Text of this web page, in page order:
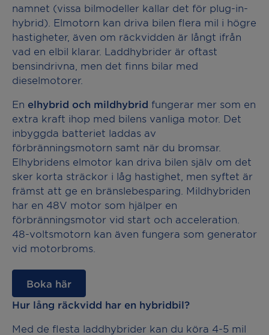
namnet (vissa bilmodeller kallar det för plug-in-
hybrid). Elmotorn kan driva bilen flera mil i högre
hastigheter, även om räckvidden är långt ifrån
vad en elbil klarar. Laddhybrider är oftast
bensindrivna, men det finns bilar med
dieselmotorer.
En elhybrid och mildhybrid fungerar mer som en
extra kraft ihop med bilens vanliga motor. Det
inbyggda batteriet laddas av
förbränningsmotorn samt när du bromsar.
Elhybridens elmotor kan driva bilen själv om det
sker korta sträckor i låg hastighet, men syftet är
främst att ge en bränslebesparing. Mildhybriden
har en 48V motor som hjälper en
förbränningsmotor vid start och acceleration.
48-voltsmotorn kan även fungera som generator
vid motorbroms.
Boka här
Hur lång räckvidd har en hybridbil?
Med de flesta laddhybrider kan du köra 4-5 mil